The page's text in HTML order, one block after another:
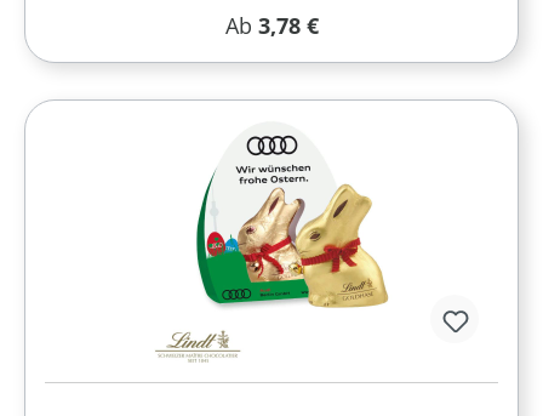
Regulärer Preis:
Ab 3,78 €